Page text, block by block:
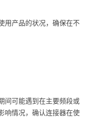
用产品的状况，确保在不
间可能遇到在主要频段或
响情况，确认连接器在使